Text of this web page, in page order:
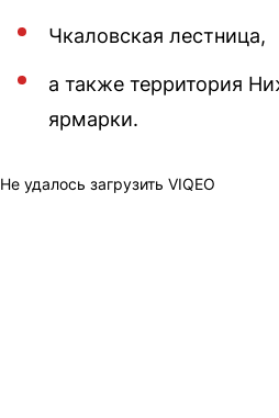
Чкаловская лестница,
а также территория
ярмарки.
Не удалось загрузить VIQEO